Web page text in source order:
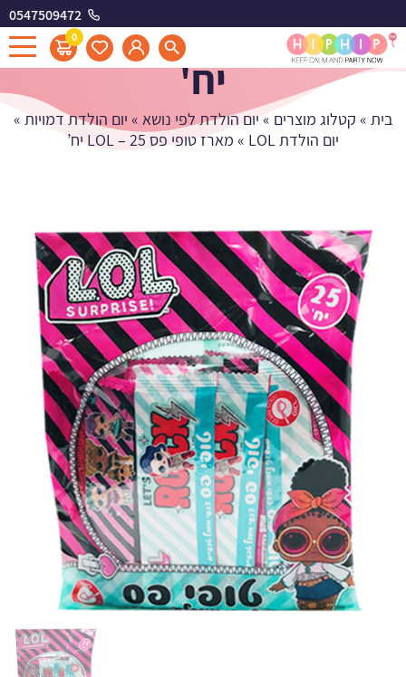
0547509472
0
מארז טופי פס LOL - 25
יח'
בית » קטלוג מוצרים » יום הולדת לפי נושא » יום הולדת דמויות »
יום הולדת LOL
» מארז טופי פס LOL – 25 יח’